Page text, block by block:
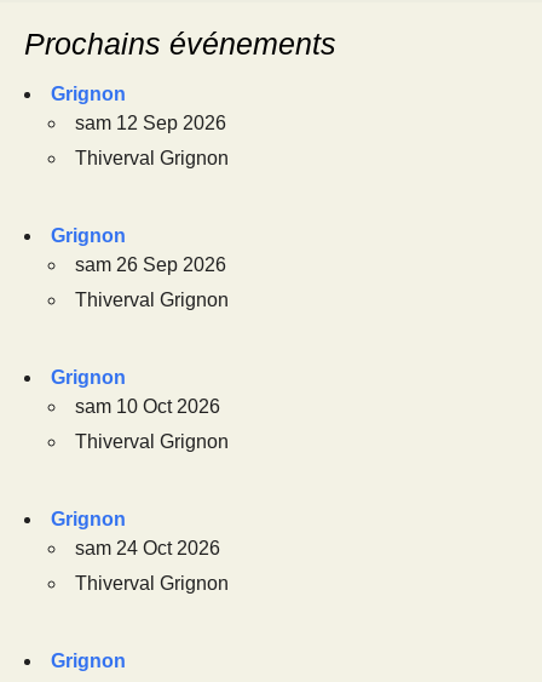
Prochains événements
Grignon
sam 12 Sep 2026
Thiverval Grignon
Grignon
sam 26 Sep 2026
Thiverval Grignon
Grignon
sam 10 Oct 2026
Thiverval Grignon
Grignon
sam 24 Oct 2026
Thiverval Grignon
Grignon